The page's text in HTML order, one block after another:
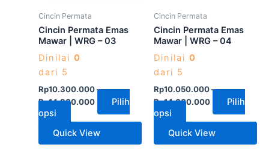
Cincin Permata
Cincin Permata Emas
Mawar | WRG – 03
Dinilai 0
dari 5
Rp10.300.000–
Rp14.900.000
Pilih
opsi
di
halaman
Quick View
Cincin Permata
Cincin Permata Emas
Mawar | WRG – 04
Dinilai 0
dari 5
Rp10.050.000–
Rp14.600.000
Pilih
opsi
di
halaman
Quick View